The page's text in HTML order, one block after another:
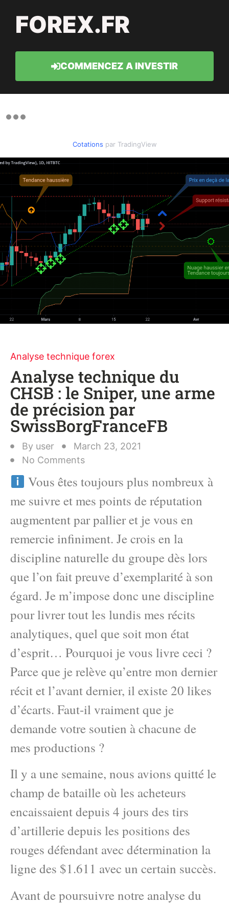
FOREX.FR
COMMENCEZ A INVESTIR
Cotations par TradingView
Analyse technique forex
Analyse technique du
CHSB : le Sniper, une arme
de précision par
SwissBorgFranceFB
By user
March 23, 2021
No Comments
Vous êtes toujours plus nombreux à
me suivre et mes points de réputation
augmentent par pallier et je vous en
remercie infiniment. Je crois en la
discipline naturelle du groupe dès lors
que l’on fait preuve d’exemplarité à son
égard. Je m’impose donc une discipline
pour livrer tout les lundis mes récits
analytiques, quel que soit mon état
d’esprit… Pourquoi je vous livre ceci ?
Parce que je relève qu’entre mon dernier
récit et l’avant dernier, il existe 20 likes
d’écarts. Faut-il vraiment que je
demande votre soutien à chacune de
mes productions ?
Il y a une semaine, nous avions quitté le
champ de bataille où les acheteurs
encaissaient depuis 4 jours des tirs
d’artillerie depuis les positions des
rouges défendant avec détermination la
ligne des $1.611 avec un certain succès.
Avant de poursuivre notre analyse du